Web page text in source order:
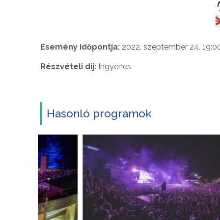
Esemény időpontja: 2022. szeptember 24.
Részvételi díj: Ingyenes
Hasonló programok